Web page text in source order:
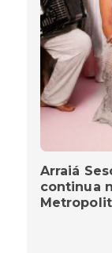
Arraiá
continua